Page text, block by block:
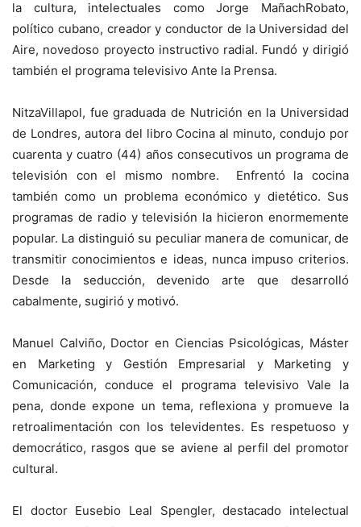
la cultura, intelectuales como Jorge MañachRobato,
político cubano, creador y conductor de la Universidad del
Aire, novedoso proyecto instructivo radial. Fundó y dirigió
también el programa televisivo Ante la Prensa.
NitzaVillapol, fue graduada de Nutrición en la Universidad
de Londres, autora del libro Cocina al minuto, condujo por
cuarenta y cuatro (44) años consecutivos un programa de
televisión con el mismo nombre. Enfrentó la cocina
también como un problema económico y dietético. Sus
programas de radio y televisión la hicieron enormemente
popular. La distinguió su peculiar manera de comunicar, de
transmitir conocimientos e ideas, nunca impuso criterios.
Desde la seducción, devenido arte que desarrolló
cabalmente, sugirió y motivó.
Manuel Calviño, Doctor en Ciencias Psicológicas, Máster
en Marketing y Gestión Empresarial y Marketing y
Comunicación, conduce el programa televisivo Vale la
pena, donde expone un tema, reflexiona y promueve la
retroalimentación con los televidentes. Es respetuoso y
democrático, rasgos que se aviene al perfil del promotor
cultural.
El doctor Eusebio Leal Spengler, destacado intelectual